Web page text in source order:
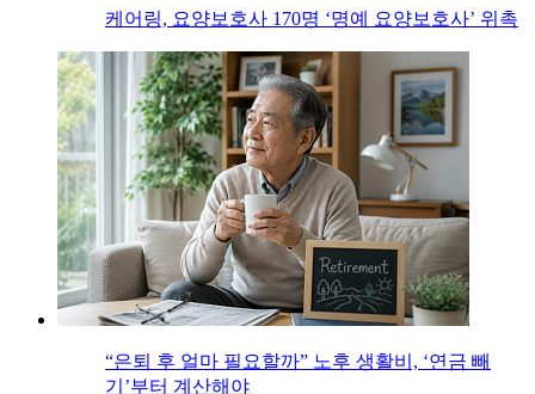
케어링, 요양보호사 170명 ‘명예 요양보호사’ 위촉
“은퇴 후 얼마 필요할까” 노후 생활비, ‘연금 빼
기’부터 계산해야